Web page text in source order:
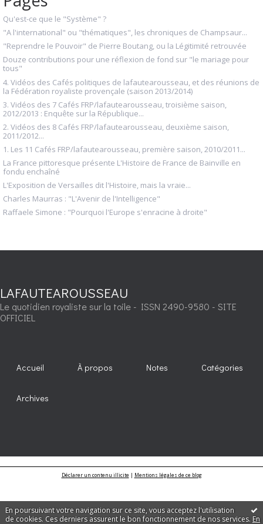
En poursuivant votre navigation sur ce site, vous acceptez l'utilisation
de cookies. Ces derniers assurent le bon fonctionnement de nos services. En
Qu'est-ce que le "Système" ?
"A l'international" ou "thématiques", les chroniques de Champsaur...
"Reprendre le Pouvoir" de Pierre Boutang, ou la Légitimité retrouvée
Douze contributions pour une réflexion de fond sur "le mariage pour
tous"
4. Vidéos des Cafés politiques de lafautearousseau, et des réunions de
la Fédération royaliste provençale (saison 2013/2014)
3. Vidéos des 7 Cafés FRP/lafautearousseau, troisième saison,
2012/2013 : Enquête sur la République...
2. Vidéos des 8 Cafés FRP/lafautearousseau, deuxième saison,
2011/2012...
1. Les 11 Cafés FRP/lafautearousseau, première saison, 2010/2011...
La France pittoresque présente L'Histoire de France de Bainville en
fondu enchaîné
L'Exposition de Versailles dit l'Histoire, mais la vraie...
Charles Maurras : "L'Avenir de l'Intelligence"
Raffaele Simone : "Pourquoi l'Europe s'enracine à droite"
LAFAUTEAROUSSEAU
Le quotidien royaliste sur la toile - ISSN 2490-9580 - SITE
OFFICIEL
Accueil À propos Notes Catégories
Archives
Déclarer un contenu illicite| Mentions légales de ce blog